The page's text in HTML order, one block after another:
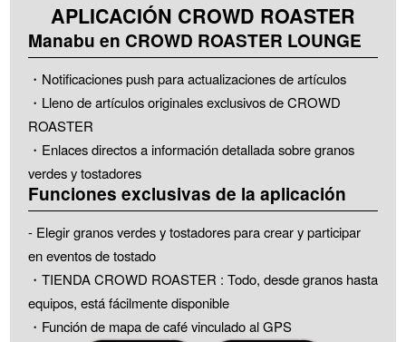
APLICACIÓN CROWD ROASTER
Manabu en CROWD ROASTER LOUNGE
・Notificaciones push para actualizaciones de artículos
・Lleno de artículos originales exclusivos de CROWD
ROASTER
・Enlaces directos a información detallada sobre granos
verdes y tostadores
Funciones exclusivas de la aplicación
- Elegir granos verdes y tostadores para crear y participar
en eventos de tostado
・TIENDA CROWD ROASTER : Todo, desde granos hasta
equipos, está fácilmente disponible
・Función de mapa de café vinculado al GPS